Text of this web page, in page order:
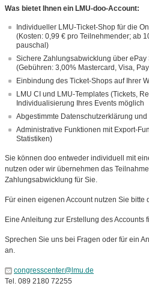
Was bietet Ihnen ein LMU-doo-Account:
Individueller LMU-Ticket-Shop für die
(Kosten: 0,99 € pro Teilnehmender; ab
pauschal)
Sichere Zahlungsabwicklung über ePay
(Gebühren: 3,00% Mastercard, Visa,
Einbindung des Ticket-Shops auf Ihrer
LMU CI und LMU-Templates (Tickets,
Individualisierung Ihres Events möglich
Abgestimmte Datenschutzerklärung
Administrative Funktionen mit Export-
Statistiken)
Sie können doo entweder individuell mit
nutzen oder wir übernehmen das
Zahlungsabwicklung für Sie.
Für einen eigenen Account nutzen Sie bitte
Eine Anleitung zur Erstellung des Accounts
Sprechen Sie uns bei Fragen oder für ein
an.
congresscenter@lmu.de
Tel. 089 2180 72255